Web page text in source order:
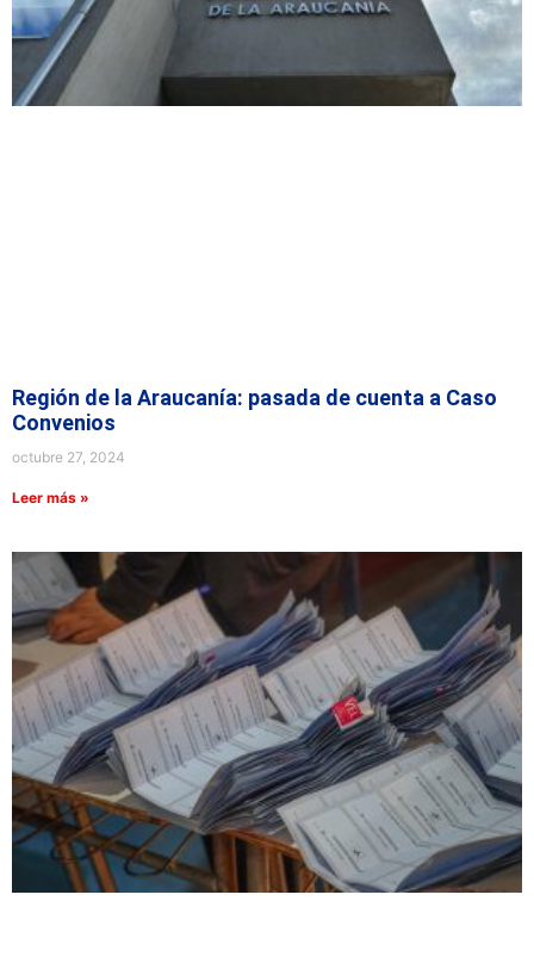
Región de la Araucanía: pasada de cuenta a Caso
Convenios
octubre 27, 2024
Leer más »